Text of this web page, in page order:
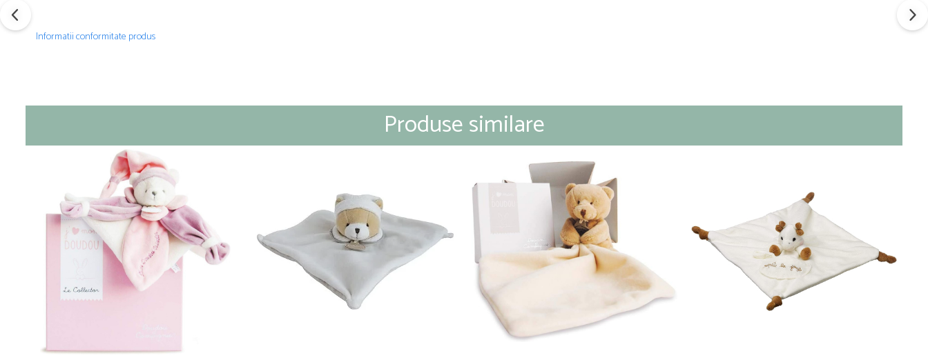
Informatii conformitate produs
Produse similare